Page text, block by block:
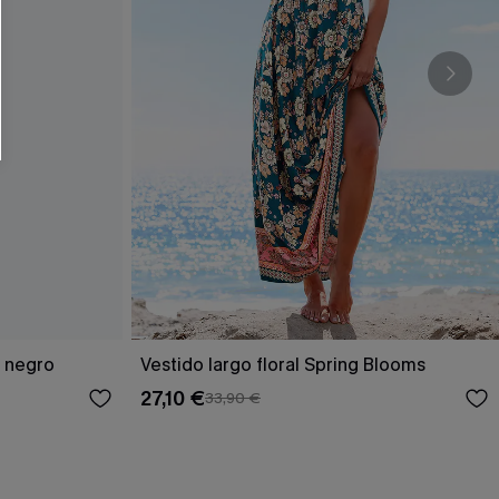
Vestido largo floral Spring Blooms
27,10 €33,90 €
formulario, usted acepta nuestros
de Cupshe en cualquier momento del
y ofertas adaptados a su perfil.